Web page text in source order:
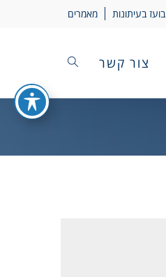
בועז בעיתונות מאמרים
צור קשר